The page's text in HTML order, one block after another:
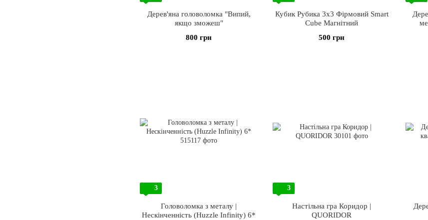
Дерев'яна головоломка "Випий,
якщо зможеш"
800 грн
Кубик Рубика 3х3 Фірмовий Smart
Cube Магнітний
500 грн
3
Головоломка з металу |
Нескінченність (Huzzle Infinity) 6*
3
Настільна гра Коридор |
QUORIDOR